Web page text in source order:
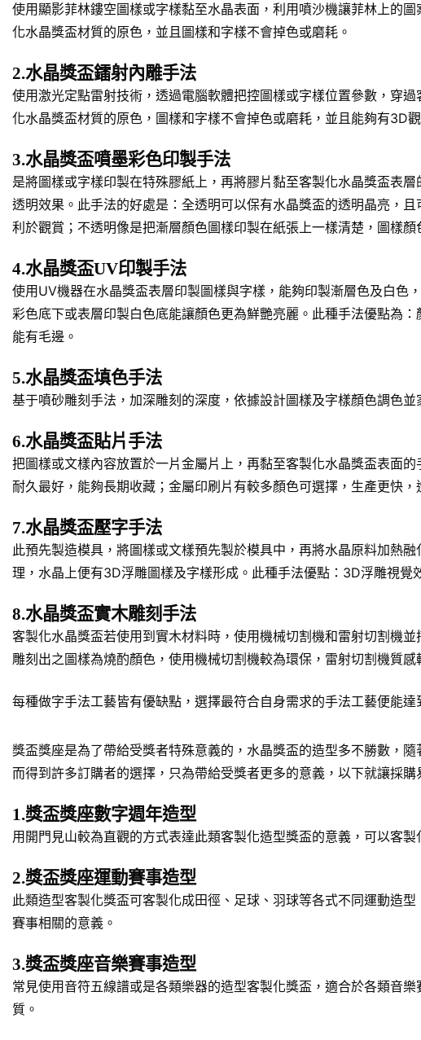
使用顯影菲林鏤空圖樣或字樣黏至水晶表面，利用噴沙機讓菲林上的
化水晶獎盃材質的原色，並且圖樣和字樣不會掉色或磨耗。
2.水晶獎盃鐳射內雕手法
使用激光定點雷射技術，透過電腦軟體把控圖樣或字樣位置參數，穿
化水晶獎盃材質的原色，圖樣和字樣不會掉色或磨耗，並且能夠有3D
3.水晶獎盃噴墨彩色印製手法
是將圖樣或字樣印製在特殊膠紙上，再將膠片黏至客製化水晶獎盃表
透明效果。此手法的好處是：全透明可以保有水晶獎盃的透明晶亮，
利於觀賞；不透明像是把漸層顏色圖樣印製在紙張上一樣清楚，圖樣
4.水晶獎盃UV印製手法
使用UV機器在水晶獎盃表層印製圖樣與字樣，能夠印製漸層色及白
彩色底下或表層印製白色底能讓顏色更為鮮艷亮麗。此種手法優點為
能有毛邊。
5.水晶獎盃填色手法
基于噴砂雕刻手法，加深雕刻的深度，依據設計圖樣及字樣顏色調色
6.水晶獎盃貼片手法
把圖樣或文樣內容放置於一片金屬片上，再黏至客製化水晶獎盃表面
耐久最好，能夠長期收藏；金屬印刷片有較多顏色可選擇，生產更快
7.水晶獎盃壓字手法
此預先製造模具，將圖樣或文樣預先製於模具中，再將水晶原料加熱
理，水晶上便有3D浮雕圖樣及字樣形成。此種手法優點：3D浮雕視覺
8.水晶獎盃實木雕刻手法
客製化水晶獎盃若使用到實木材料時，使用機械切割機和雷射切割機
雕刻出之圖樣為燒酌顏色，使用機械切割機較為環保，雷射切割機質
每種做字手法工藝皆有優缺點，選擇最符合自身需求的手法工藝便能達
獎盃獎座是為了帶給受獎者特殊意義的，水晶獎盃的造型多不勝數，
而得到許多訂購者的選擇，只為帶給受獎者更多的意義，以下就讓採
1.獎盃獎座數字週年造型
用開門見山較為直觀的方式表達此類客製化造型獎盃的意義，可以客
2.獎盃獎座運動賽事造型
此類造型客製化獎盃可客製化成田徑、足球、羽球等各式不同運動造
賽事相關的意義。
3.獎盃獎座音樂賽事造型
常見使用音符五線譜或是各類樂器的造型客製化獎盃，適合於各類音
質。